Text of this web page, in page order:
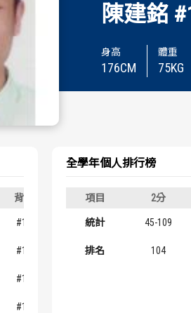
陳建銘
身高
176CM
體重
75KG
背號
#12
#12
#12
#12
全學年個人排行榜
項目 2分
統計 45-109
排名 104